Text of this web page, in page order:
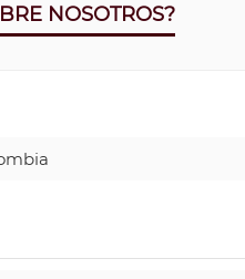
NOSOTROS?